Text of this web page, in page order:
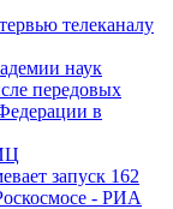
телеканалу
наук
передовых
в
запуск 162
- РИА